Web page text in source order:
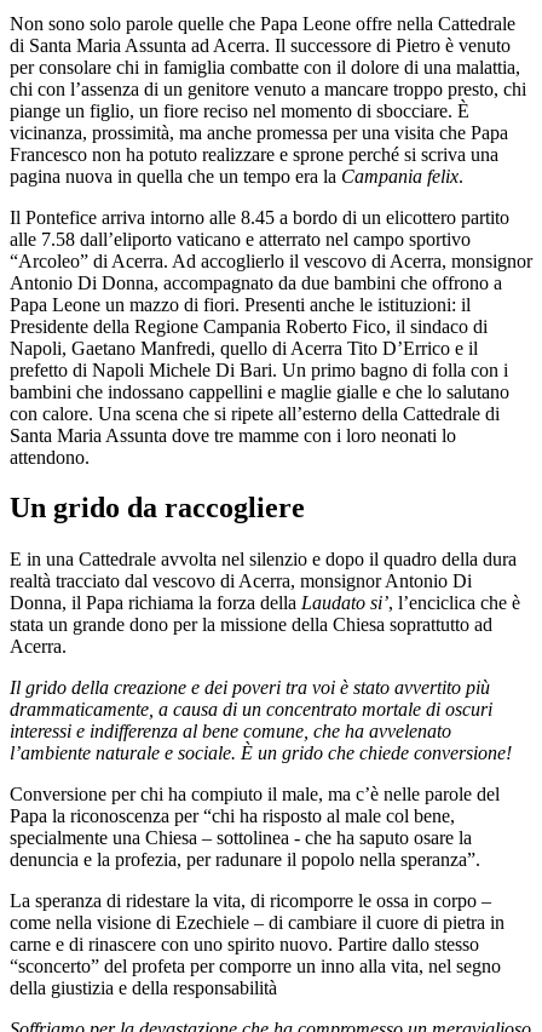
Non sono solo parole quelle che Papa Leone offre nella Cattedrale
di Santa Maria Assunta ad Acerra. Il successore di Pietro è venuto
per consolare chi in famiglia combatte con il dolore di una malattia,
chi con l’assenza di un genitore venuto a mancare troppo presto, chi
piange un figlio, un fiore reciso nel momento di sbocciare. È
vicinanza, prossimità, ma anche promessa per una visita che Papa
Francesco non ha potuto realizzare e sprone perché si scriva una
pagina nuova in quella che un tempo era la Campania felix.
Il Pontefice arriva intorno alle 8.45 a bordo di un elicottero partito
alle 7.58 dall’eliporto vaticano e atterrato nel campo sportivo
“Arcoleo” di Acerra. Ad accoglierlo il vescovo di Acerra, monsignor
Antonio Di Donna, accompagnato da due bambini che offrono a
Papa Leone un mazzo di fiori. Presenti anche le istituzioni: il
Presidente della Regione Campania Roberto Fico, il sindaco di
Napoli, Gaetano Manfredi, quello di Acerra Tito D’Errico e il
prefetto di Napoli Michele Di Bari. Un primo bagno di folla con i
bambini che indossano cappellini e maglie gialle e che lo salutano
con calore. Una scena che si ripete all’esterno della Cattedrale di
Santa Maria Assunta dove tre mamme con i loro neonati lo
attendono.
Un grido da raccogliere
E in una Cattedrale avvolta nel silenzio e dopo il quadro della dura
realtà tracciato dal vescovo di Acerra, monsignor Antonio Di
Donna, il Papa richiama la forza della Laudato si’, l’enciclica che è
stata un grande dono per la missione della Chiesa soprattutto ad
Acerra.
Il grido della creazione e dei poveri tra voi è stato avvertito più
drammaticamente, a causa di un concentrato mortale di oscuri
interessi e indifferenza al bene comune, che ha avvelenato
l’ambiente naturale e sociale. È un grido che chiede conversione!
Conversione per chi ha compiuto il male, ma c’è nelle parole del
Papa la riconoscenza per “chi ha risposto al male col bene,
specialmente una Chiesa – sottolinea - che ha saputo osare la
denuncia e la profezia, per radunare il popolo nella speranza”.
La speranza di ridestare la vita, di ricomporre le ossa in corpo –
come nella visione di Ezechiele – di cambiare il cuore di pietra in
carne e di rinascere con uno spirito nuovo. Partire dallo stesso
“sconcerto” del profeta per comporre un inno alla vita, nel segno
della giustizia e della responsabilità